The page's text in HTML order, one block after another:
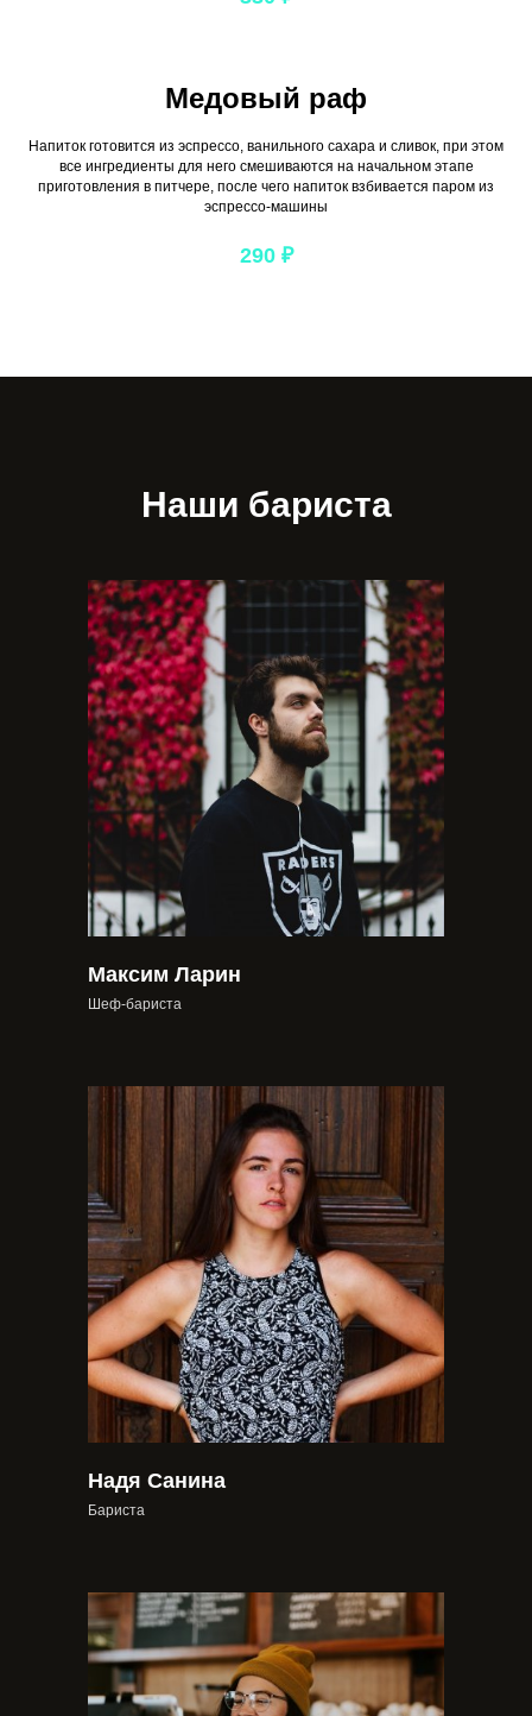
Медовый раф
Напиток готовится из эспрессо, ванильного сахара и сливок, при этом
все ингредиенты для него смешиваются на начальном этапе
приготовления в питчере, после чего напиток взбивается паром из
эспрессо-машины
290 ₽
Наши бариста
Максим Ларин
Шеф-бариста
Надя Санина
Бариста